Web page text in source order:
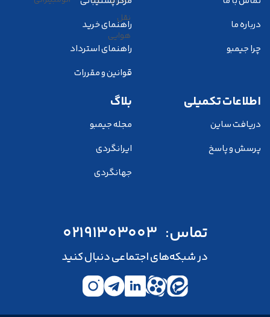
درباره ما
چرا جیمبو
راهنمای خرید
راهنمای استرداد
قوانین و مقررات
اطلاعات تکمیلی
دریافت ساین
پرسش و پاسخ
بلاگ
مجله جیمبو
ایرانگردی
جهانگردی
تماس: 02191303003
در شبکه‌های اجتماعی دنبال کنید